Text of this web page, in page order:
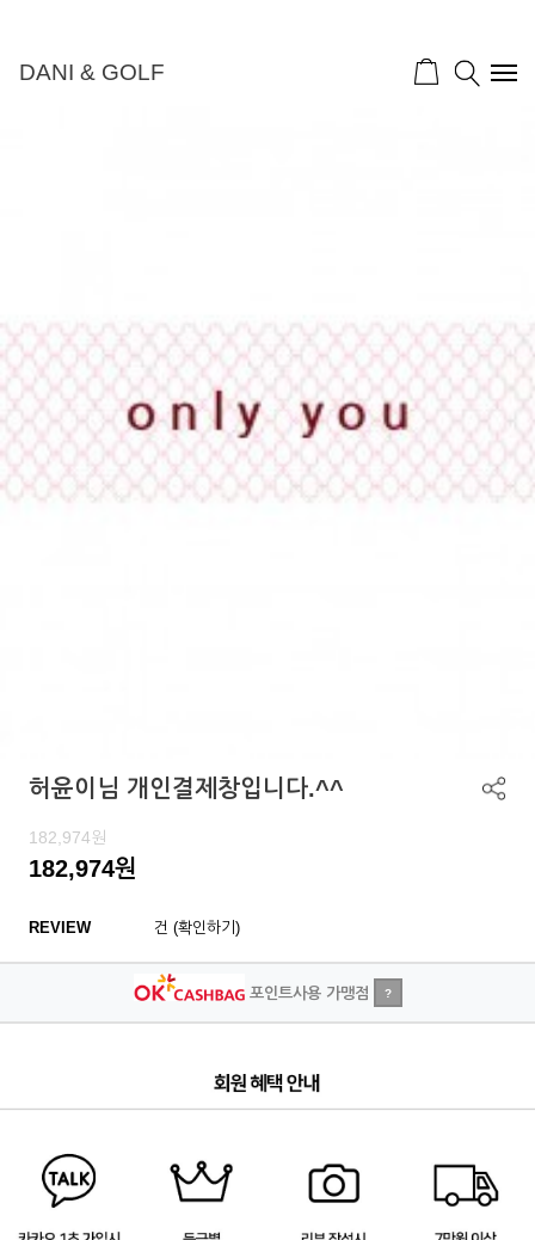
DANI & GOLF
허윤이님 개인결제창입니다.^^
182,974원
182,974원
REVIEW 건 (확인하기)
포인트사용 가맹점 ?